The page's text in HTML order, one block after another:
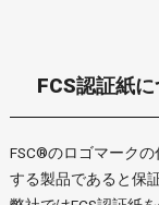
FCS認証紙
FSC®のロゴマーク
する製品であると保